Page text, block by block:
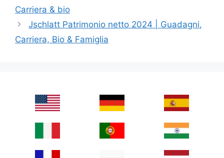
Carriera & bio
Jschlatt Patrimonio netto 2024 | Guadagni,
Carriera, Bio & Famiglia